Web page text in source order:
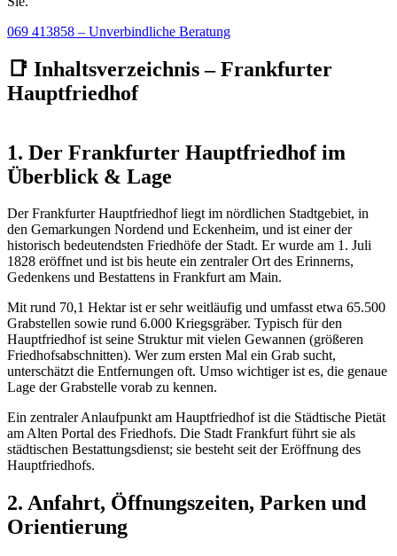
069 413858 – Unverbindliche Beratung
📑 Inhaltsverzeichnis – Frankfurter
Hauptfriedhof
Öffnungszeiten, Parken und Orientierung 3. Historischer
Erinnerungsort & Besondere Plätze 4. Welche Grabarten gibt es?
Welche Grabart passt zu welcher Situation?
Friedhofsordnung 2025/2026 8. Gestaltungsvorschriften nach
Gewann 9. Das behördliche Genehmigungsverfahren 10. In 8
Schritten zum fertigen Grabmal 11. Steinmetz-Tipps: Boden, Bäume
und Materialwahl 12. Denkmalgeschützte und historische Bereiche
13. Grabauflösung und Abräumung 14. Checkliste für Angehörige
unterstützt & Nützliche Tools 16. Häufige Fragen (FAQ)
1. Der Frankfurter Hauptfriedhof im
Überblick & Lage
Der Frankfurter Hauptfriedhof liegt im nördlichen Stadtgebiet, in
den Gemarkungen Nordend und Eckenheim, und ist einer der
historisch bedeutendsten Friedhöfe der Stadt. Er wurde am 1. Juli
1828 eröffnet und ist bis heute ein zentraler Ort des Erinnerns,
Gedenkens und Bestattens in Frankfurt am Main.
Mit rund 70,1 Hektar ist er sehr weitläufig und umfasst etwa 65.500
Grabstellen sowie rund 6.000 Kriegsgräber. Typisch für den
Hauptfriedhof ist seine Struktur mit vielen Gewannen (größeren
Friedhofsabschnitten). Wer zum ersten Mal ein Grab sucht,
unterschätzt die Entfernungen oft. Umso wichtiger ist es, die genaue
Lage der Grabstelle vorab zu kennen.
Ein zentraler Anlaufpunkt am Hauptfriedhof ist die Städtische Pietät
am Alten Portal des Friedhofs. Die Stadt Frankfurt führt sie als
städtischen Bestattungsdienst; sie besteht seit der Eröffnung des
Hauptfriedhofs.
2. Anfahrt, Öffnungszeiten, Parken und
Orientierung